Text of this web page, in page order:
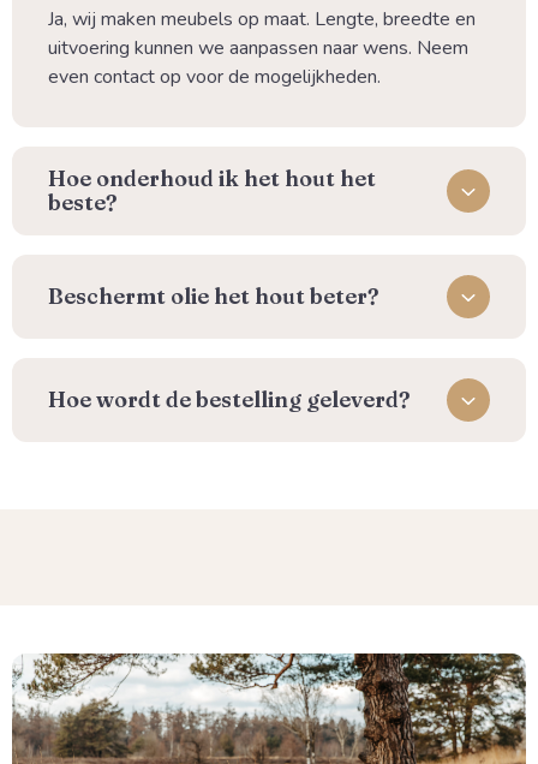
Ja, wij maken meubels op maat. Lengte, breedte en
uitvoering kunnen we aanpassen naar wens. Neem
even contact op voor de mogelijkheden.
⁠Hoe onderhoud ik het hout het
beste?
Beschermt olie het hout beter?
⁠Hoe wordt de bestelling geleverd?